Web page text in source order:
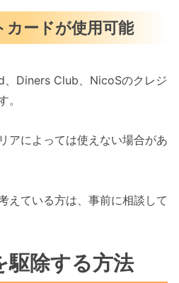
カードが使用可能
Diners Club、NicoSのクレジ
。
アによっては使えない場合があ
えている方は、事前に相談して
駆除する方法